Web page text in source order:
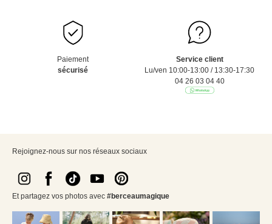
Paiement
sécurisé
Service client
Lu/ven 10:00-13:00 / 13:30-17:30
04 26 03 04 40
Rejoignez-nous sur nos réseaux sociaux
Et partagez vos photos avec #berceaumagique